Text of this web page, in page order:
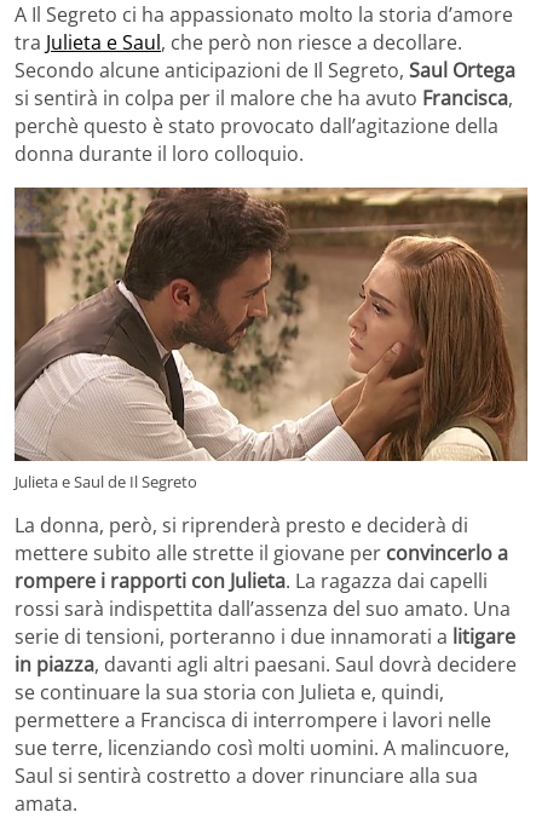
A Il Segreto ci ha appassionato molto la storia d’amore
tra Julieta e Saul, che però non riesce a decollare.
Secondo alcune anticipazioni de Il Segreto, Saul Ortega
si sentirà in colpa per il malore che ha avuto Francisca,
perchè questo è stato provocato dall’agitazione della
donna durante il loro colloquio.
Julieta e Saul de Il Segreto
La donna, però, si riprenderà presto e deciderà di
mettere subito alle strette il giovane per convincerlo a
rompere i rapporti con Julieta. La ragazza dai capelli
rossi sarà indispettita dall’assenza del suo amato. Una
serie di tensioni, porteranno i due innamorati a litigare
in piazza, davanti agli altri paesani. Saul dovrà decidere
se continuare la sua storia con Julieta e, quindi,
permettere a Francisca di interrompere i lavori nelle
sue terre, licenziando così molti uomini. A malincuore,
Saul si sentirà costretto a dover rinunciare alla sua
amata.